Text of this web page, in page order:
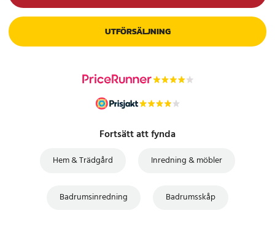
UTFÖRSÄLJNING
Fortsätt att fynda
Hem & Trädgård Inredning & möbler
Badrumsinredning Badrumsskåp